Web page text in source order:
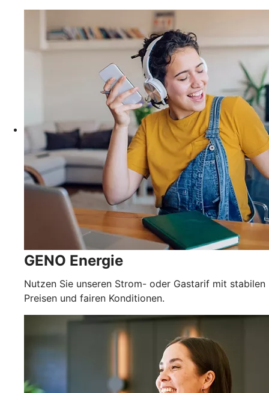
GENO Energie
Nutzen Sie unseren Strom- oder Gastarif mit stabilen
Preisen und fairen Konditionen.